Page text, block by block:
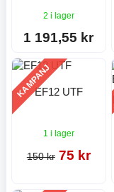
2 i lager
1 191,55 kr
KAMPANJEF12 UTF
1 i lager
150 kr 75 kr